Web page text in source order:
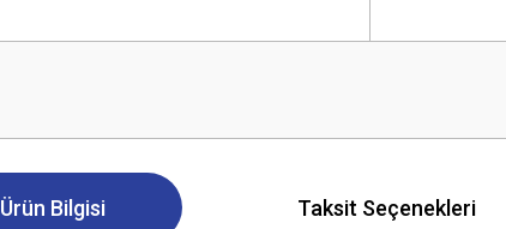
Ürün Bilgisi Taksit Seçenekleri